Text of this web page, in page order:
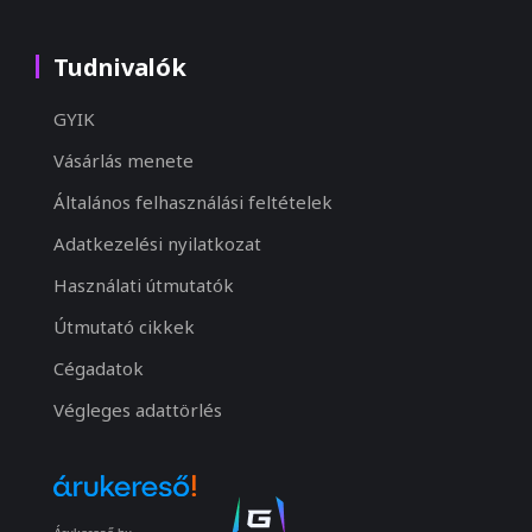
Tudnivalók
GYIK
Vásárlás menete
Általános felhasználási feltételek
Adatkezelési nyilatkozat
Használati útmutatók
Útmutató cikkek
Cégadatok
Végleges adattörlés